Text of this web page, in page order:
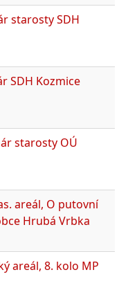
starosty SDH
SDH Kozmice
starosty OÚ
areál, O putovní
Hrubá Vrbka
areál, 8. kolo MP